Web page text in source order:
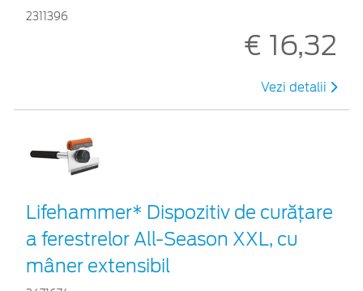
2311396
€ 16,32
Vezi detalii
Lifehammer* Dispozitiv de curățare
a ferestrelor All-Season XXL, cu
mâner extensibil